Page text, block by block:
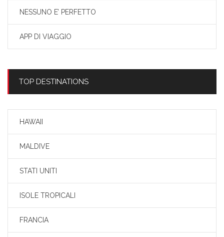
NESSUNO E’ PERFETTO
APP DI VIAGGIO
TOP DESTINATIONS
HAWAII
MALDIVE
STATI UNITI
ISOLE TROPICALI
FRANCIA